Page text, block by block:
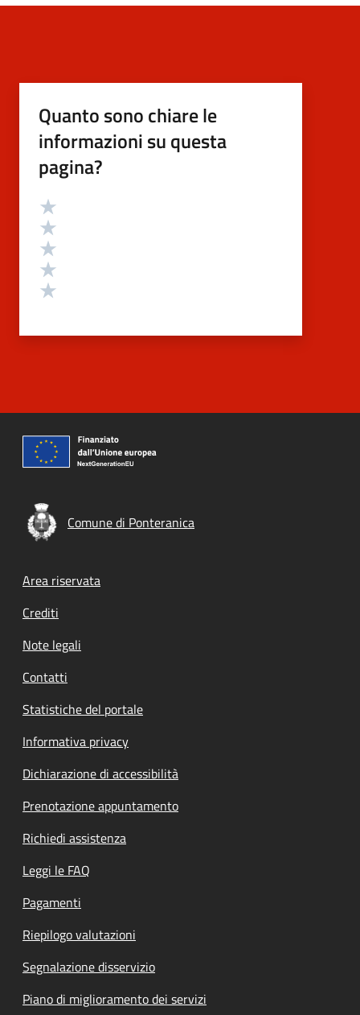
Quanto sono chiare le
informazioni su questa
pagina?
Valutazione
Comune di Ponteranica
Footer menu
Area riservata
Crediti
Note legali
Contatti
Statistiche del portale
Informativa privacy
Dichiarazione di accessibilità
Prenotazione appuntamento
Richiedi assistenza
Leggi le FAQ
Pagamenti
Riepilogo valutazioni
Segnalazione disservizio
Piano di miglioramento dei servizi